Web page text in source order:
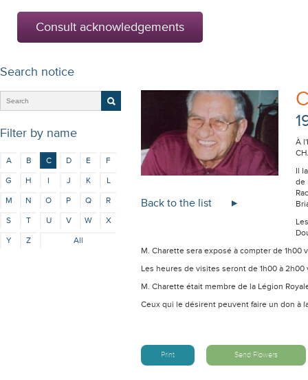
Consult acknowledgements
Search notice
Filter by name
A B C D E
F
G
H I J K
L
M
N O P Q
R
S
T U V W
X
Y
Z All
Back to the list
À
Il
de
M. Charette sera exposé à compter de 1h00
Les heures de visites seront de 1h00 à
M. Charette était membre de la Légion
Ceux qui le désirent peuvent faire un don à
Print Send Flowers